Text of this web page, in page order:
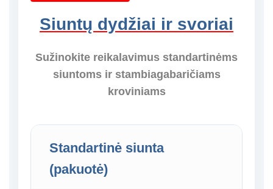
Siuntų dydžiai ir svoriai
Sužinokite reikalavimus standartinėms
siuntoms ir stambiagabaričiams
kroviniams
Standartinė siunta
(pakuotė)